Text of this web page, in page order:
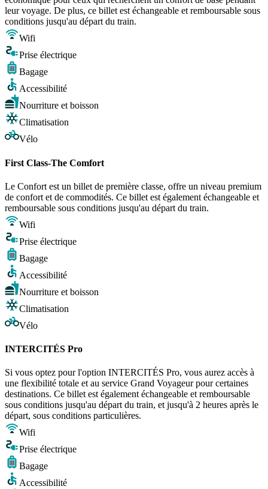
leur voyage. De plus, ce billet est échangeable et remboursable sous
conditions jusqu'au départ du train.
Wifi
Prise électrique
Bagage
Accessibilité
Nourriture et boisson
Climatisation
Vélo
First Class-The Comfort
Le Confort est un billet de première classe, offre un niveau premium
de confort et de commodités. Ce billet est également échangeable et
remboursable sous conditions jusqu'au départ du train.
Wifi
Prise électrique
Bagage
Accessibilité
Nourriture et boisson
Climatisation
Vélo
INTERCITÉS Pro
Si vous optez pour l'option INTERCITÉS Pro, vous aurez accès à
une flexibilité totale et au service Grand Voyageur pour certaines
destinations. Ce billet est également échangeable et remboursable
sous conditions jusqu'au départ du train, et jusqu'à 2 heures après le
départ, sous conditions particulières.
Wifi
Prise électrique
Bagage
Accessibilité